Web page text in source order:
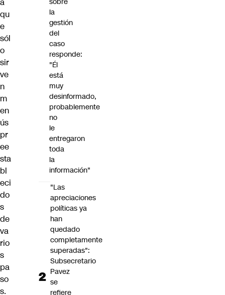
qu
e
sól
o
sir
ve
n
m
en
ús
pr
ee
sta
bl
eci
do
s
de
va
rio
s
pa
so
s.
la
gestión
del
caso
responde:
"Él
está
muy
desinformado,
probablemente
no
le
entregaron
toda
la
información"
"Las
apreciaciones
políticas ya
han
quedado
completamente
superadas":
Subsecretario
Pavez
se
refiere